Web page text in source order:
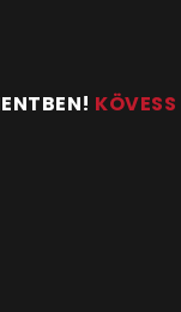
KÖVESS